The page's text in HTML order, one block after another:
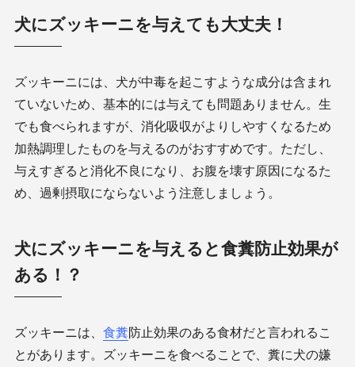
犬にズッキーニを与えても大丈夫！
ズッキーニには、犬が中毒を起こすような成分は含まれ
ていないため、基本的には与えても問題ありません。生
でも食べられますが、消化吸収がよりしやすくなるため
加熱調理したものを与えるのがおすすめです。ただし、
与えすぎると消化不良になり、お腹を壊す原因になるた
め、過剰摂取にならないよう注意しましょう。
犬にズッキーニを与えると食糞防止効果が
ある！？
ズッキーニは、 食糞防止効果のある食材だと言われるこ
とがあります。ズッキーニを食べることで、糞に犬の嫌